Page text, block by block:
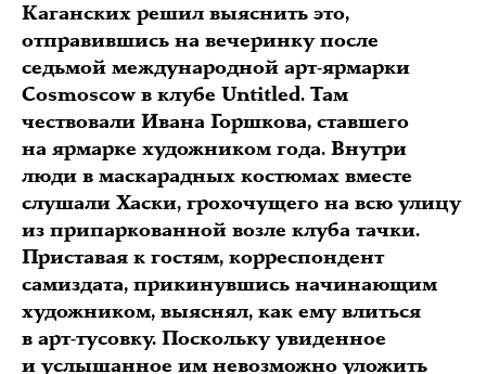
Каганских решил выяснить это,
отправившись на вечеринку после
седьмой международной арт-ярмарки
Cosmoscow в клубе Untitled. Там
чествовали Ивана Горшкова, ставшего
на ярмарке художником года. Внутри
люди в маскарадных костюмах вместе
слушали Хаски, грохочущего на всю улицу
из припаркованной возле клуба тачки.
Приставая к гостям, корреспондент
самиздата, прикинувшись начинающим
художником, выяснял, как ему влиться
в арт-тусовку. Поскольку увиденное
и услышанное им невозможно уложить